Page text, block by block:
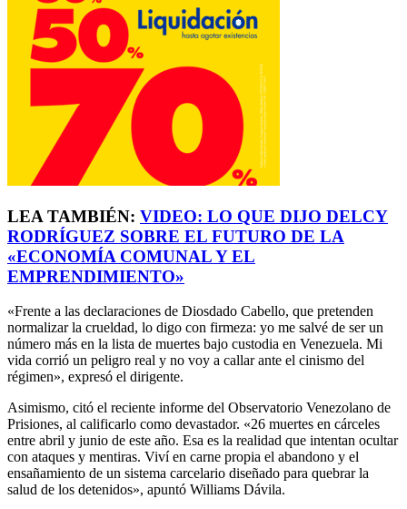
LEA TAMBIÉN: VIDEO: LO QUE DIJO DELCY
RODRÍGUEZ SOBRE EL FUTURO DE LA
«ECONOMÍA COMUNAL Y EL
EMPRENDIMIENTO»
«Frente a las declaraciones de Diosdado Cabello, que pretenden
normalizar la crueldad, lo digo con firmeza: yo me salvé de ser un
número más en la lista de muertes bajo custodia en Venezuela. Mi
vida corrió un peligro real y no voy a callar ante el cinismo del
régimen», expresó el dirigente.
Asimismo, citó el reciente informe del Observatorio Venezolano de
Prisiones, al calificarlo como devastador. «26 muertes en cárceles
entre abril y junio de este año. Esa es la realidad que intentan ocultar
con ataques y mentiras. Viví en carne propia el abandono y el
ensañamiento de un sistema carcelario diseñado para quebrar la
salud de los detenidos», apuntó Williams Dávila.